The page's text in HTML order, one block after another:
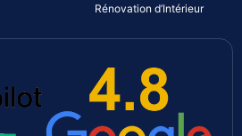
Rénovation d’Intérieur